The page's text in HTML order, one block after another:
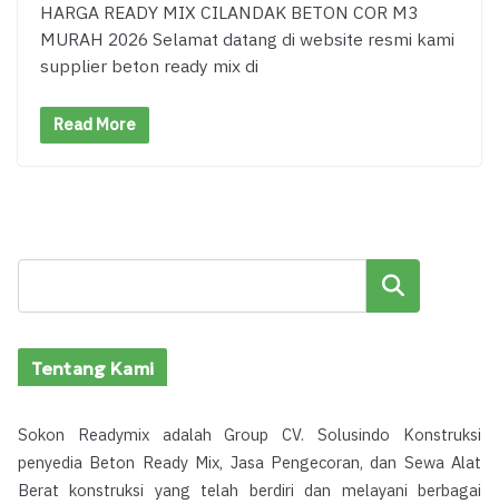
HARGA READY MIX CILANDAK BETON COR M3
MURAH 2026 Selamat datang di website resmi kami
supplier beton ready mix di
Read More
Cari
Tentang Kami
Sokon Readymix adalah Group CV. Solusindo Konstruksi
penyedia Beton Ready Mix, Jasa Pengecoran, dan Sewa Alat
Berat konstruksi yang telah berdiri dan melayani berbagai